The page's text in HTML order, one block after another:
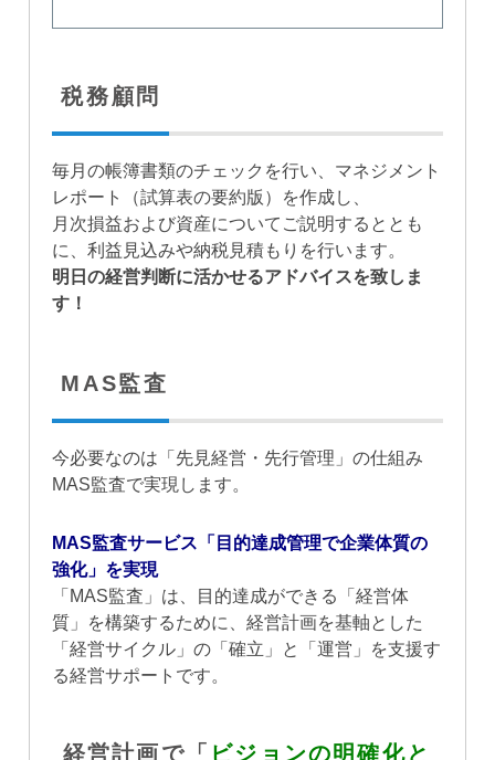
税務顧問
毎月の帳簿書類のチェックを行い、マネジメント
レポート（試算表の要約版）を作成し、
月次損益および資産についてご説明するととも
に、利益見込みや納税見積もりを行います。
明日の経営判断に活かせるアドバイスを致しま
す！
MAS監査
今必要なのは「先見経営・先行管理」の仕組み
MAS監査で実現します。
MAS監査サービス「目的達成管理で企業体質の
強化」を実現
「MAS監査」は、目的達成ができる「経営体
質」を構築するために、経営計画を基軸とした
「経営サイクル」の「確立」と「運営」を支援す
る経営サポートです。
経営計画で「 ビジョンの明確化と